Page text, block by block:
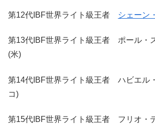
第12代IBF世界ライト級王者 シェーン
第13代IBF世界ライト級王者 ポール・
(米)
第14代IBF世界ライト級王者 ハビエル
コ)
第15代IBF世界ライト級王者 フリオ・